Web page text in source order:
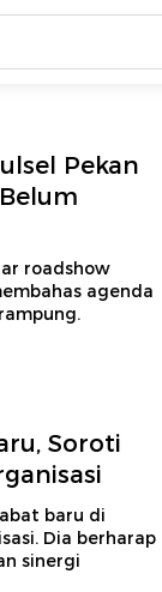
Pekan
roadshow
agenda
Soroti
baru di
Dia berharap
sinergi